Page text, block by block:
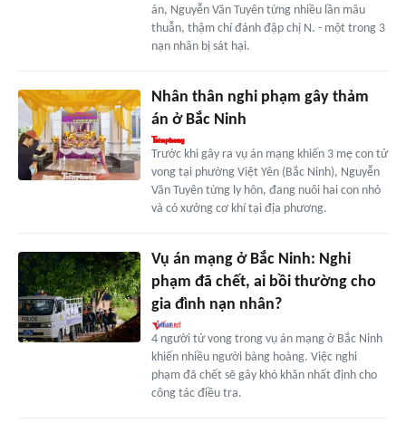
án, Nguyễn Văn Tuyên từng nhiều lần mâu
thuẫn, thậm chí đánh đập chị N. - một trong 3
nạn nhân bị sát hại.
Nhân thân nghi phạm gây thảm
án ở Bắc Ninh
Trước khi gây ra vụ án mạng khiến 3 mẹ con tử
vong tại phường Việt Yên (Bắc Ninh), Nguyễn
Văn Tuyên từng ly hôn, đang nuôi hai con nhỏ
và có xưởng cơ khí tại địa phương.
Vụ án mạng ở Bắc Ninh: Nghi
phạm đã chết, ai bồi thường cho
gia đình nạn nhân?
4 người tử vong trong vụ án mạng ở Bắc Ninh
khiến nhiều người bàng hoàng. Việc nghi
phạm đã chết sẽ gây khó khăn nhất định cho
công tác điều tra.